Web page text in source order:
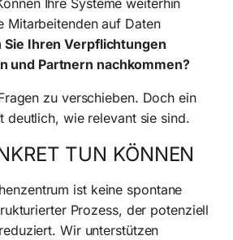
Ihre Systeme weiterhin
Mitarbeitenden auf Daten
Sie Ihren Verpflichtungen
und Partnern nachkommen?
zu verschieben. Doch ein
deutlich, wie relevant sie sind.
TUN KÖNNEN
ist keine spontane
Prozess, der potenziell
Wir unterstützen